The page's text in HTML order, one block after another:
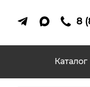
8
Каталог